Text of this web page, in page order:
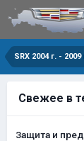
SRX 2004 г. - 2009
Свежее в
Защита и